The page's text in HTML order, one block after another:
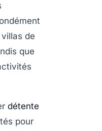
de
que
détente
pour